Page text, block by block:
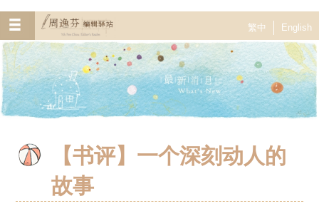
繁中 English
【书评】一个深刻动人的
故事